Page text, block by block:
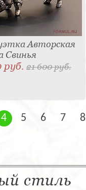
Авторская
Свинья
руб. 21 600 руб.
4 5 6 7 8
стиль